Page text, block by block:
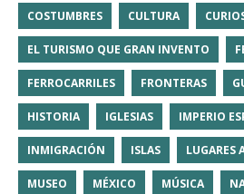
COSTUMBRES CULTURA
EL TURISMO QUE GRAN INVENTO
FERROCARRILES FRONTERAS
HISTORIA IGLESIAS IMPERIO
INMIGRACIÓN ISLAS LUGARES
MUSEO MÉXICO MÚSICA